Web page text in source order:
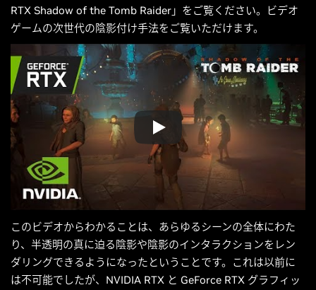
RTX Shadow of the Tomb Raider」をご覧ください。ビデオ
ゲームの次世代の陰影付け手法をご覧いただけます。
このビデオからわかることは、あらゆるシーンの全体にわた
り、半透明の真に迫る陰影や陰影のインタラクションをレン
ダリングできるようになったということです。これは以前に
は不可能でしたが、NVIDIA RTX と GeForce RTX グラフィッ